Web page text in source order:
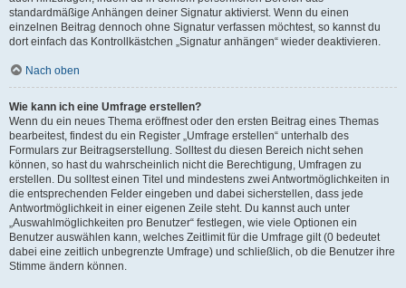
standardmäßige Anhängen deiner Signatur aktivierst. Wenn du einen
einzelnen Beitrag dennoch ohne Signatur verfassen möchtest, so kannst du
dort einfach das Kontrollkästchen „Signatur anhängen“ wieder deaktivieren.
Nach oben
Wie kann ich eine Umfrage erstellen?
Wenn du ein neues Thema eröffnest oder den ersten Beitrag eines Themas
bearbeitest, findest du ein Register „Umfrage erstellen“ unterhalb des
Formulars zur Beitragserstellung. Solltest du diesen Bereich nicht sehen
können, so hast du wahrscheinlich nicht die Berechtigung, Umfragen zu
erstellen. Du solltest einen Titel und mindestens zwei Antwortmöglichkeiten in
die entsprechenden Felder eingeben und dabei sicherstellen, dass jede
Antwortmöglichkeit in einer eigenen Zeile steht. Du kannst auch unter
„Auswahlmöglichkeiten pro Benutzer“ festlegen, wie viele Optionen ein
Benutzer auswählen kann, welches Zeitlimit für die Umfrage gilt (0 bedeutet
dabei eine zeitlich unbegrenzte Umfrage) und schließlich, ob die Benutzer ihre
Stimme ändern können.